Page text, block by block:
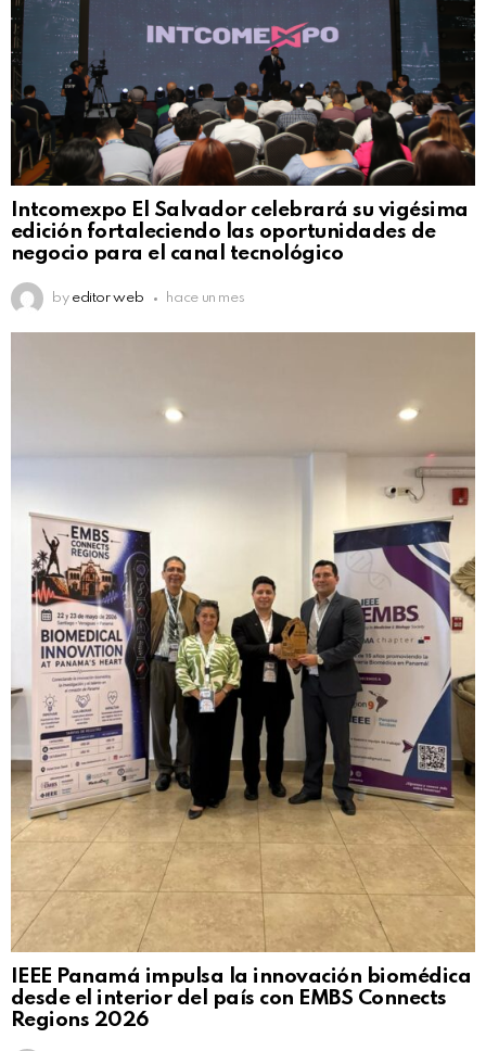
Intcomexpo El Salvador celebrará su vigésima
edición fortaleciendo las oportunidades de
negocio para el canal tecnológico
by editor web hace un mes
IEEE Panamá impulsa la innovación biomédica
desde el interior del país con EMBS Connects
Regions 2026